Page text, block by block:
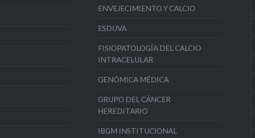
ENVEJECIMIENTO Y CALCIO
ESDUVA
FISIOPATOLOGÍA DEL CALCIO
INTRACELULAR
GENÓMICA MÉDICA
GRUPO DEL CÁNCER
HEREDITARIO
IBGM INSTITUCIONAL